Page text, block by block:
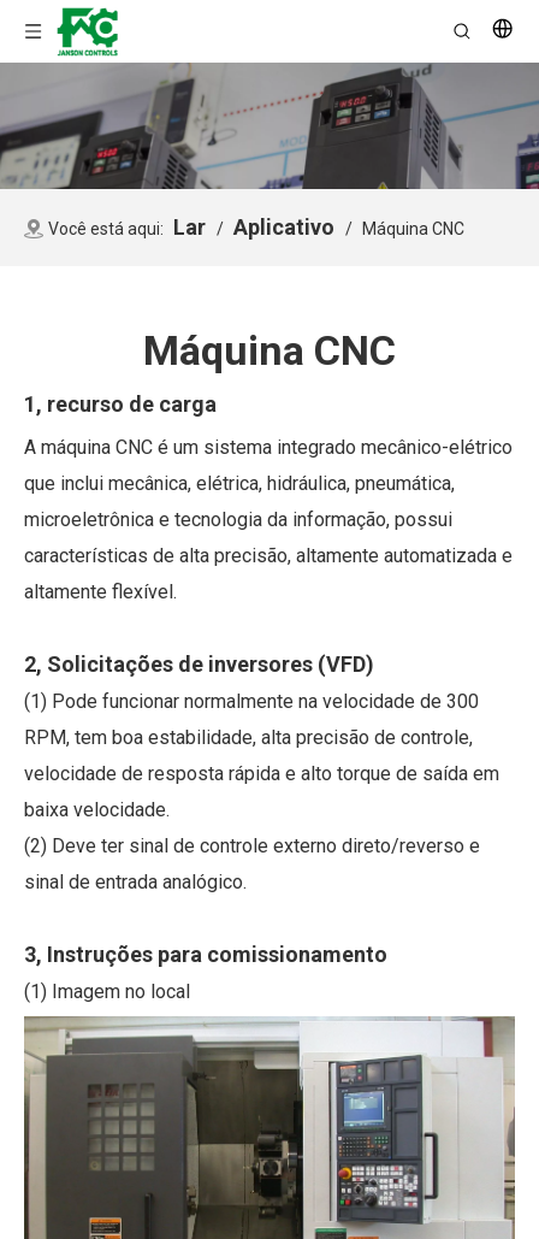
Você está aqui: Lar / Aplicativo / Máquina CNC
Máquina CNC
1, recurso de carga
A máquina CNC é um sistema integrado mecânico-elétrico
que inclui mecânica, elétrica, hidráulica, pneumática,
microeletrônica e tecnologia da informação, possui
características de alta precisão, altamente automatizada e
altamente flexível.
2, Solicitações de inversores (VFD)
(1) Pode funcionar normalmente na velocidade de 300
RPM, tem boa estabilidade, alta precisão de controle,
velocidade de resposta rápida e alto torque de saída em
baixa velocidade.
(2) Deve ter sinal de controle externo direto/reverso e
sinal de entrada analógico.
3, Instruções para comissionamento
(1) Imagem no local